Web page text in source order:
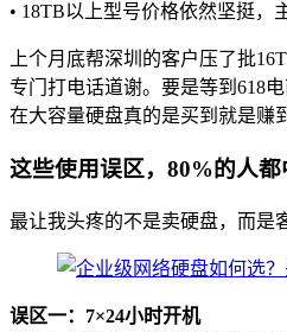
• 18TB以上型号价格依然坚挺，
上个月底帮深圳的客户压了批
专门打电话道谢。要是等到618
在大容量硬盘真的是买到就是赚
这些使用误区，80%的人都
最让我头疼的不是卖硬盘，而是
误区一：7×24小时开机